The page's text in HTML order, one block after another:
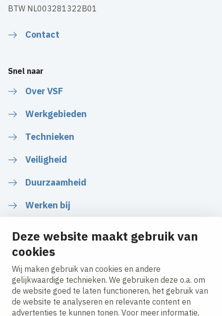
Deze website maakt gebruik van
cookies
Wij maken gebruik van cookies en andere
gelijkwaardige technieken. We gebruiken deze o.a. om
de website goed te laten functioneren, het gebruik van
de website te analyseren en relevante content en
advertenties te kunnen tonen. Voor meer informatie,
BTW NL003281322B01
Contact
Snel naar
Over VSF
Werkgebieden
Technieken
Veiligheid
Duurzaamheid
Werken bij
LinkedInInstagramFacebookTwitterYouTube